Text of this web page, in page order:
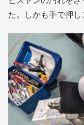
た。しかも手で押